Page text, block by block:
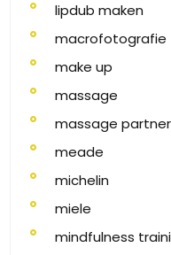
lipdub maken
macrofotografie
make up
massage
massage partner
meade
michelin
miele
mindfulness